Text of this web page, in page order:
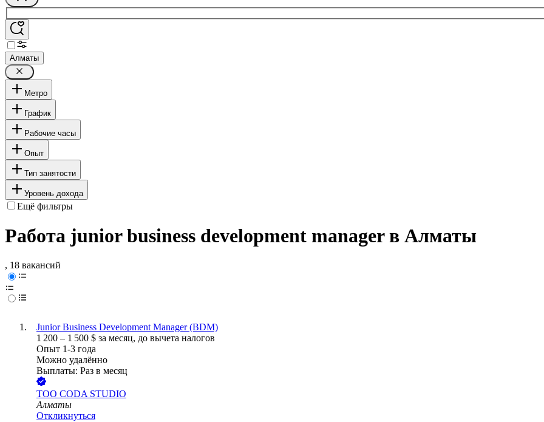
Алматы
Метро
График
Рабочие часы
Опыт
Тип занятости
Уровень дохода
Ещё фильтры
Работа junior business development manager в Алматы
, 18 вакансий
Junior Business Development Manager (BDM)
1 200 – 1 500 $ за месяц, до вычета налогов
Опыт 1-3 года
Можно удалённо
Выплаты: Раз в месяц
ТОО CODA STUDIO
Алматы
Откликнуться